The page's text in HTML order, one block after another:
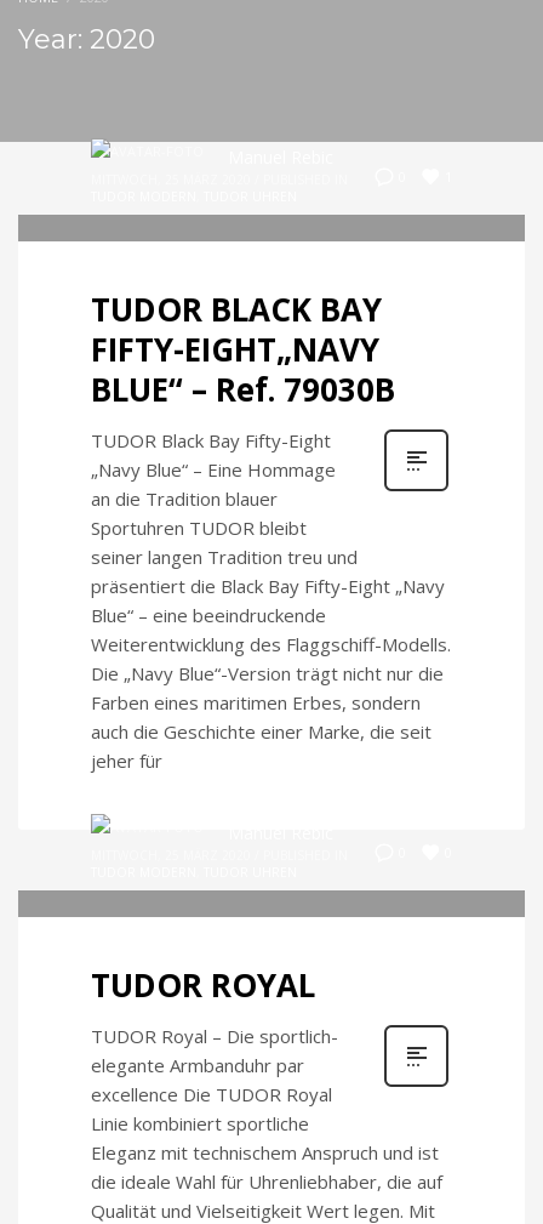
Year: 2020
TUDOR BLACK BAY
FIFTY-EIGHT„NAVY
BLUE“ – Ref. 79030B
TUDOR Black Bay Fifty-Eight
„Navy Blue“ – Eine Hommage
an die Tradition blauer
Sportuhren TUDOR bleibt
seiner langen Tradition treu und
präsentiert die Black Bay Fifty-Eight „Navy
Blue“ – eine beeindruckende
Weiterentwicklung des Flaggschiff-Modells.
Die „Navy Blue“-Version trägt nicht nur die
Farben eines maritimen Erbes, sondern
auch die Geschichte einer Marke, die seit
jeher für
TUDOR ROYAL
TUDOR Royal – Die sportlich-
elegante Armbanduhr par
excellence Die TUDOR Royal
Linie kombiniert sportliche
Eleganz mit technischem Anspruch und ist
die ideale Wahl für Uhrenliebhaber, die auf
Qualität und Vielseitigkeit Wert legen. Mit